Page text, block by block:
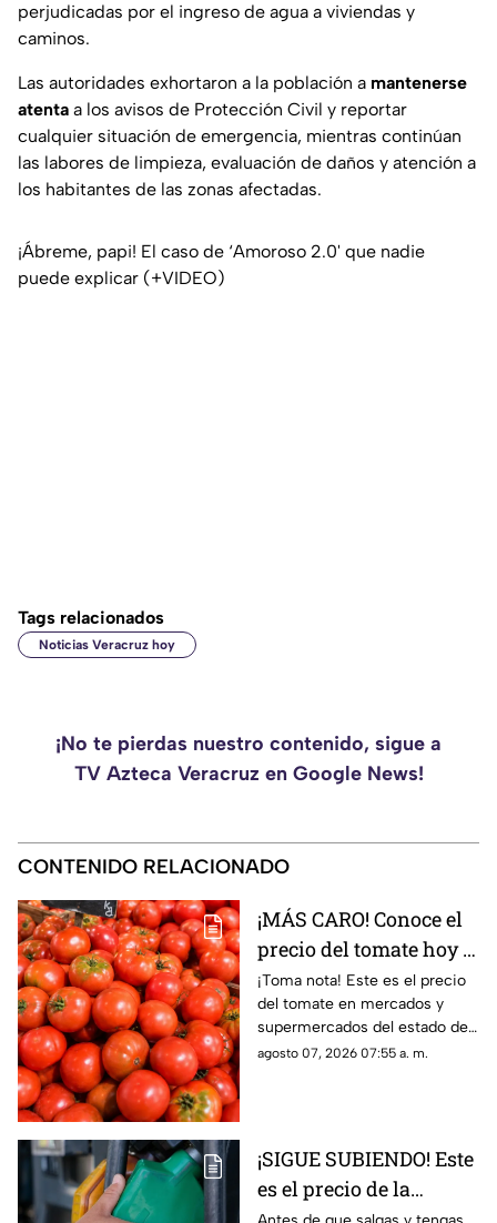
perjudicadas por el ingreso de agua a viviendas y
caminos.
Las autoridades exhortaron a la población a mantenerse
atenta a los avisos de Protección Civil y reportar
cualquier situación de emergencia, mientras continúan
las labores de limpieza, evaluación de daños y atención a
los habitantes de las zonas afectadas.
¡Ábreme, papi! El caso de ‘Amoroso 2.0' que nadie
puede explicar (+VIDEO)
Tags relacionados
Noticias Veracruz hoy
¡No te pierdas nuestro contenido, sigue a
TV Azteca Veracruz en Google News!
CONTENIDO RELACIONADO
¡MÁS CARO! Conoce el
precio del tomate hoy 7
de agosto 2026 en
Veracruz
¡Toma nota! Este es el precio
del tomate en mercados y
supermercados del estado de
Veracruz hoy viernes 7 de
agosto 07, 2026 07:55 a. m.
¡SIGUE SUBIENDO! Este
es el precio de la